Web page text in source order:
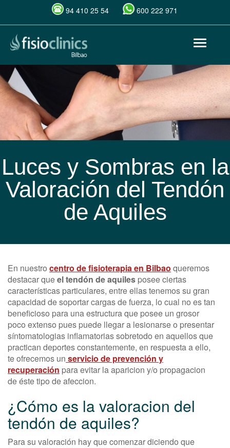
Pasar
contenido
principal
94 410 25 54 600 222 971
Toggle
Luces y Sombras en la
Valoración del Tendón
de Aquiles
En nuestro centro de fisioterapia en Bilbao queremos
destacar queel tendón de aquiles posee ciertas
características particulares, entre ellas tenemos su gran
capacidad de soportar cargas de fuerza, lo cual no es tan
beneficioso para una estructura que posee un grosor
poco extenso pues puede llegar a lesionarse o presentar
síntomatologias inflamatorias sobretodo en aquellos que
practican deportes constantemente, en respuesta a ello,
te ofrecemos un servicio de prevención y
recuperación para evitar la aparicion y/o propagacion
de éste tipo de afeccion.
¿Cómo es la valoracion del
tendón de aquiles?
Para su valoración hay que comenzar diciendo que